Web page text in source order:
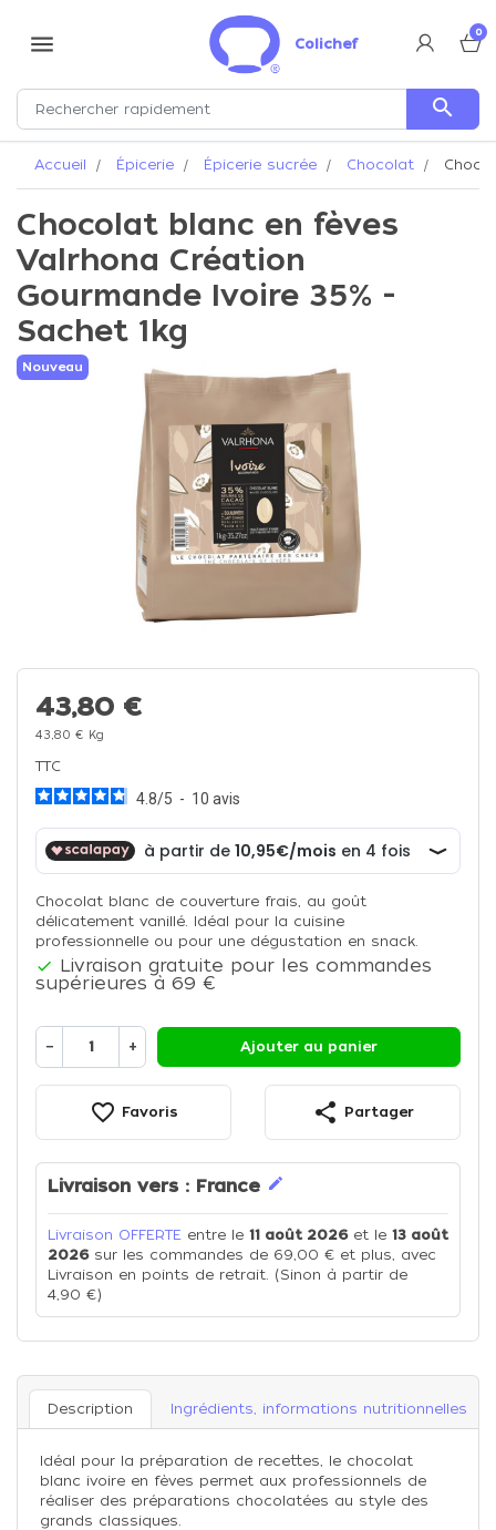
menu Colichef
0
search
Accueil Épicerie Épicerie sucrée Chocolat
Chocolat blanc en fèves
Valrhona Création
Gourmande Ivoire 35% -
Sachet 1kg
Nouveau
43,80 €
43,80 € Kg
TTC
4.8/5 - 10 avis
Chocolat blanc de couverture frais, au goût
délicatement vanillé. Idéal pour la cuisine
professionnelle ou pour une dégustation en snack.
 Livraison gratuite pour les commandes
supérieures à 69 €
− + Ajouter au panier
favorite_border Favoris share Partager
Livraison vers : France edit
Livraison OFFERTE entre le 11 août 2026et le 13 août
2026sur les commandes de 69,00 € et plus, avec
Livraison en points de retrait. (Sinon à partir de
4,90 €)
Description Ingrédients, informations nutritionnelles
Idéal pour la préparation de recettes, le chocolat
blanc ivoire en fèves permet aux professionnels de
réaliser des préparations chocolatées au style des
grands classiques.